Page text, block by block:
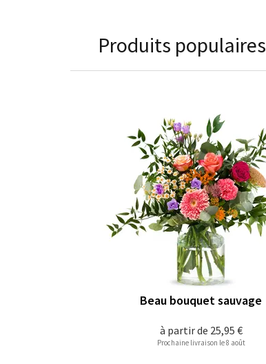
Produits populaires
à partir de 25,95 €
Beau bouquet sauvage
Prochaine livraison le 8 août